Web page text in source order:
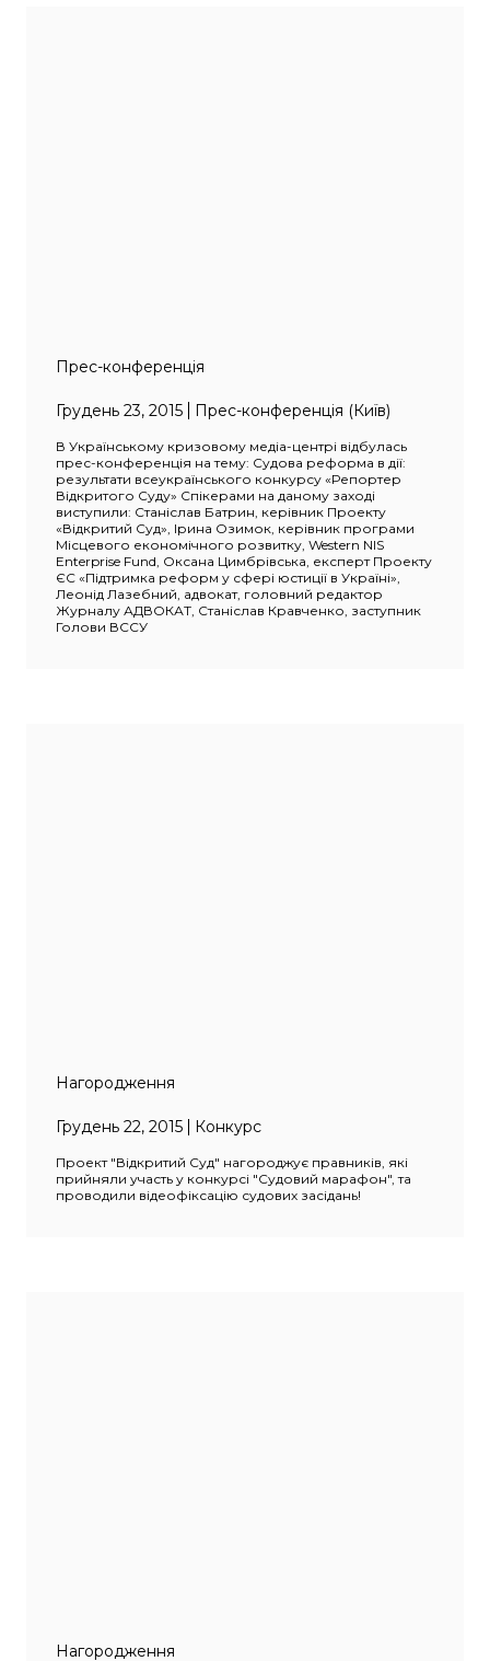
Прес-конференція
Грудень 23, 2015 Прес-конференція (Київ)
В Українському кризовому медіа-центрі відбулась
прес-конференція на тему: Судова реформа в дії:
результати всеукраїнського конкурсу «Репортер
Відкритого Суду» Спікерами на даному заході
виступили: Станіслав Батрин, керівник Проекту
«Відкритий Суд», Ірина Озимок, керівник програми
Місцевого економічного розвитку, Western NIS
Enterprise Fund, Оксана Цимбрівська, експерт Проекту
ЄС «Підтримка реформ у сфері юстиції в Україні»,
Леонід Лазебний, адвокат, головний редактор
Журналу АДВОКАТ, Станіслав Кравченко, заступник
Голови ВССУ
Нагородження
Грудень 22, 2015 Конкурс
Проект "Відкритий Суд" нагороджує правників, які
прийняли участь у конкурсі "Судовий марафон", та
проводили відеофіксацію судових засідань!
Нагородження